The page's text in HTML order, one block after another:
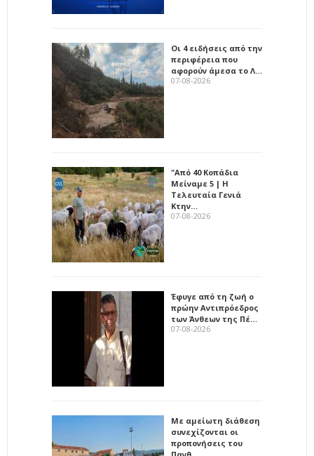
Οι 4 ειδήσεις από την
περιφέρεια που
αφορούν άμεσα το Λ…
07-08-2026
"Από 40 Κοπάδια
Μείναμε 5 | Η
Τελευταία Γενιά
Κτην…
07-08-2026
Έφυγε από τη ζωή ο
πρώην Αντιπρόεδρος
των Άνθεων της Πέ…
07-08-2026
Με αμείωτη διάθεση
συνεχίζονται οι
προπονήσεις του